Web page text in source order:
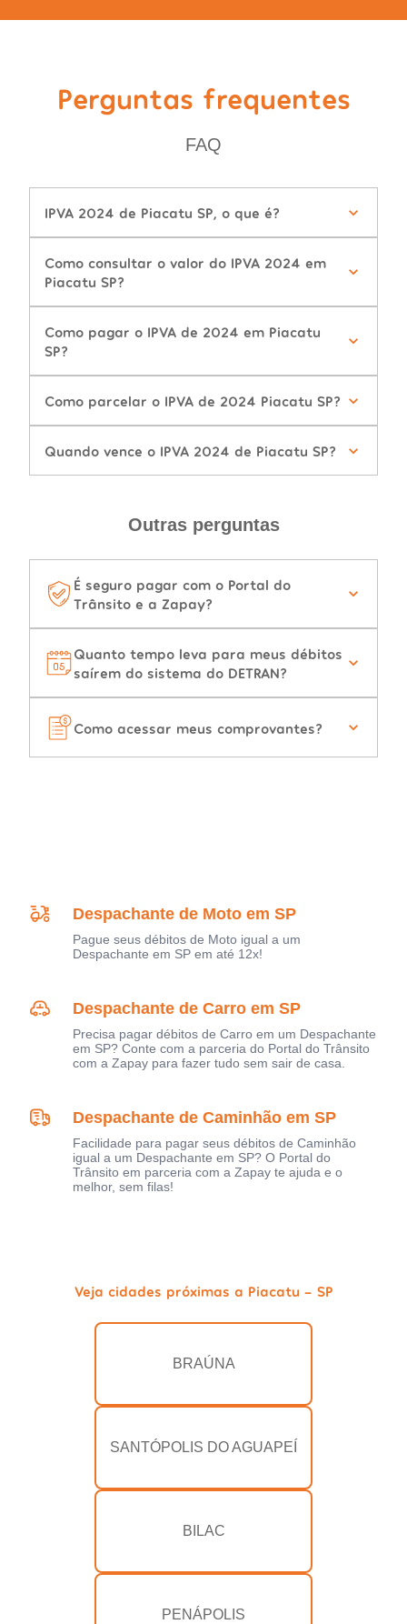
Perguntas frequentes
FAQ
IPVA 2024 de Piacatu SP, o que é?
Como consultar o valor do IPVA 2024 em
Piacatu SP?
Como pagar o IPVA de 2024 em Piacatu
SP?
Como parcelar o IPVA de 2024 Piacatu SP?
Quando vence o IPVA 2024 de Piacatu SP?
Outras perguntas
É seguro pagar com o Portal do
Trânsito e a Zapay?
Quanto tempo leva para meus débitos
saírem do sistema do DETRAN?
Como acessar meus comprovantes?
Despachante de Moto em SP
Pague seus débitos de Moto igual a um
Despachante em SP em até 12x!
Despachante de Carro em SP
Precisa pagar débitos de Carro em um Despachante
em SP? Conte com a parceria do Portal do Trânsito
com a Zapay para fazer tudo sem sair de casa.
Despachante de Caminhão em SP
Facilidade para pagar seus débitos de Caminhão
igual a um Despachante em SP? O Portal do
Trânsito em parceria com a Zapay te ajuda e o
melhor, sem filas!
Veja cidades próximas a Piacatu - SP
BRAÚNA
SANTÓPOLIS DO AGUAPEÍ
BILAC
PENÁPOLIS